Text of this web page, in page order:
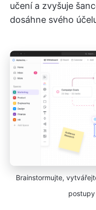
učení a zvyšuje
dosáhne svého
Brainstormujte,